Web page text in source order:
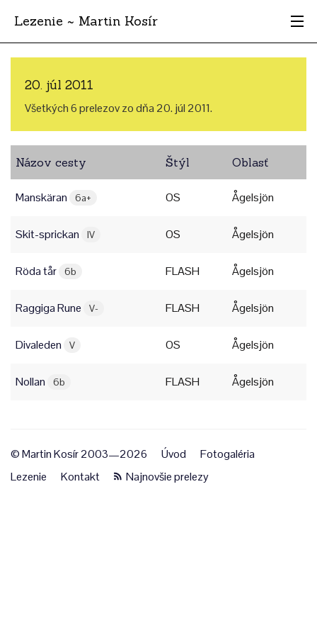
Lezenie ~ Martin Kosír
Najhodnotnejšie
Oblasti
Krajina
Štýl
Archív
20. júl 2011
Všetkých 6 prelezov zo dňa 20. júl 2011.
Názov cesty Štýl Oblasť
Manskäran 6a+ OS Ågelsjön
Skit-sprickan IV OS Ågelsjön
Röda tår 6b FLASH Ågelsjön
Raggiga Rune V- FLASH Ågelsjön
Divaleden V OS Ågelsjön
Nollan 6b FLASH Ågelsjön
© Martin Kosír 2003—2026 Úvod
Fotogaléria
Lezenie
Kontakt Najnovšie prelezy